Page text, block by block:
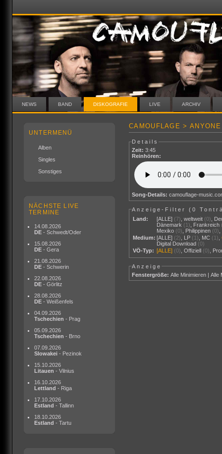
NEWS BAND DISKOGRAFIE LIVE ARCHIV
UNTERMENÜ
Alben
Singles
Sonstiges
NÄCHSTE LIVE
TERMINE
14.08.2026
DE - Schwedt/Oder
15.08.2026
DE - Gera
21.08.2026
DE - Schwerin
22.08.2026
DE - Görlitz
28.08.2026
DE - Weißenfels
04.09.2026
Tschechien - Prag
05.09.2026
Tschechien - Brno
07.09.2026
Slowakei - Pezinok
15.10.2026
Litauen - Vilnius
16.10.2026
Lettland - Riga
17.10.2026
Estland - Tallinn
18.10.2026
Estland - Tartu
CAMOUFLAGE >
Details
Zeit: 3:45
Reinhören:
Song-Details: camouflage-
Anzeige-Filter (0
Land:
[ALLE] (7) ,weltweit (0)
Dänemark (1) Frankreich
Mexiko (0) Philippinen (0)
Medium: [ALLE] (2) LP (1) MC (1) ,
Digital Download (0)
VÖ-Typ: [ALLE] (0) ,Offiziell (0)
Anzeige
Fenstergröße: Alle Minimieren |Alle